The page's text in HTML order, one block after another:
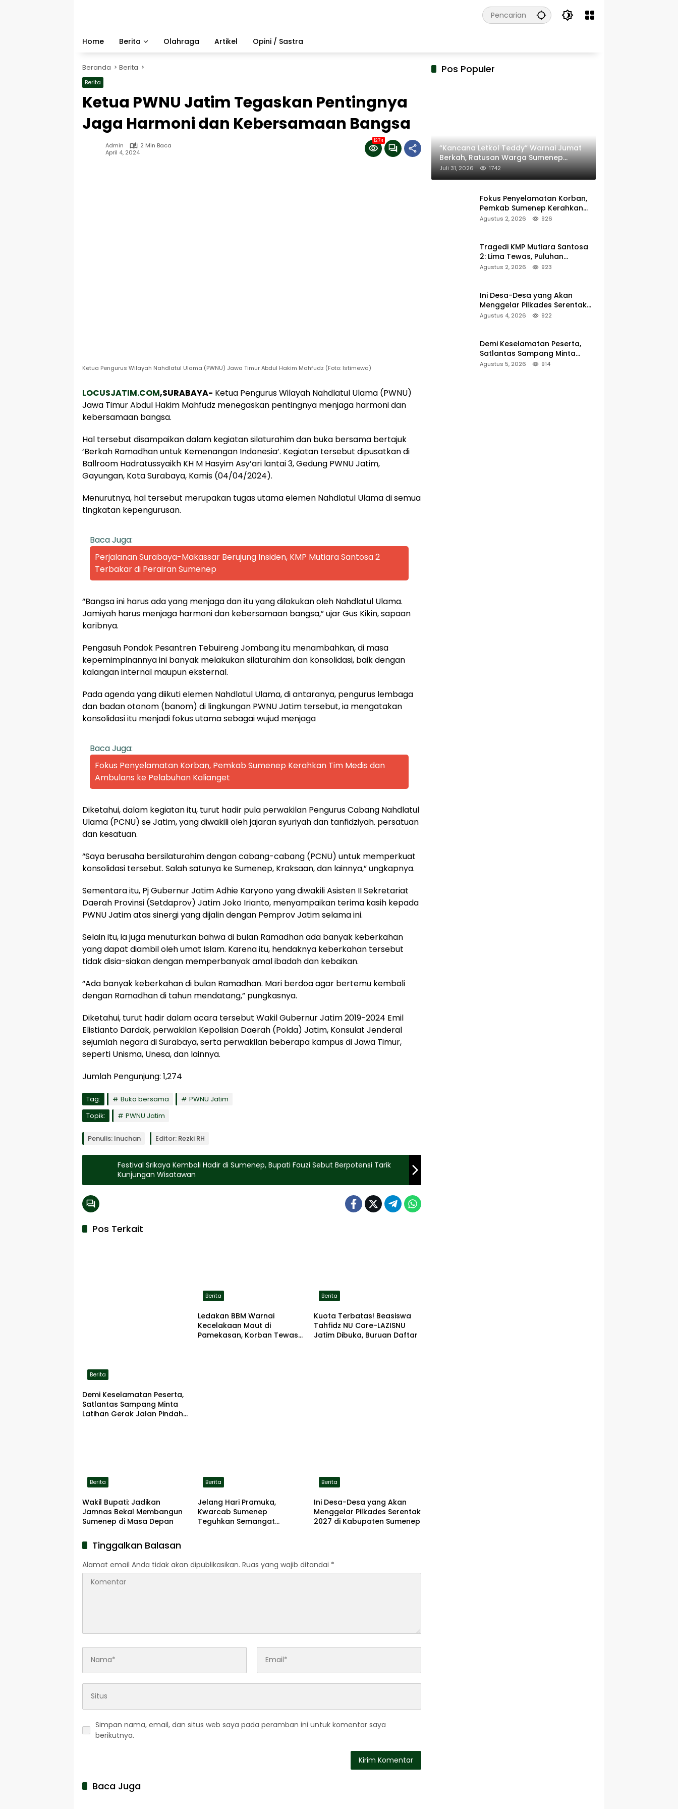
Home
Berita Olahraga Artikel Opini / Sastra
Beranda Berita
Berita
Ketua PWNU Jatim Tegaskan Pentingnya
Jaga Harmoni dan Kebersamaan Bangsa
Admin
2 Min Baca
April 4, 2024
1274
Ketua Pengurus Wilayah Nahdlatul Ulama (PWNU) Jawa Timur Abdul Hakim Mahfudz (Foto: Istimewa)
LOCUSJATIM.COM,SURABAYA- Ketua Pengurus Wilayah Nahdlatul Ulama (PWNU)
Jawa Timur Abdul Hakim Mahfudz menegaskan pentingnya menjaga harmoni dan
kebersamaan bangsa.
Hal tersebut disampaikan dalam kegiatan silaturahim dan buka bersama bertajuk
‘Berkah Ramadhan untuk Kemenangan Indonesia’. Kegiatan tersebut dipusatkan di
Ballroom Hadratussyaikh KH M Hasyim Asy’ari lantai 3, Gedung PWNU Jatim,
Gayungan, Kota Surabaya, Kamis (04/04/2024).
Menurutnya, hal tersebut merupakan tugas utama elemen Nahdlatul Ulama di semua
tingkatan kepengurusan.
Baca Juga:
Perjalanan Surabaya-Makassar Berujung Insiden, KMP Mutiara Santosa 2
Terbakar di Perairan Sumenep
“Bangsa ini harus ada yang menjaga dan itu yang dilakukan oleh Nahdlatul Ulama.
Jamiyah harus menjaga harmoni dan kebersamaan bangsa,” ujar Gus Kikin, sapaan
karibnya.
Pengasuh Pondok Pesantren Tebuireng Jombang itu menambahkan, di masa
kepemimpinannya ini banyak melakukan silaturahim dan konsolidasi, baik dengan
kalangan internal maupun eksternal.
Pada agenda yang diikuti elemen Nahdlatul Ulama, di antaranya, pengurus lembaga
dan badan otonom (banom) di lingkungan PWNU Jatim tersebut, ia mengatakan
konsolidasi itu menjadi fokus utama sebagai wujud menjaga
Baca Juga:
Fokus Penyelamatan Korban, Pemkab Sumenep Kerahkan Tim Medis dan
Ambulans ke Pelabuhan Kalianget
Diketahui, dalam kegiatan itu, turut hadir pula perwakilan Pengurus Cabang Nahdlatul
Ulama (PCNU) se Jatim, yang diwakili oleh jajaran syuriyah dan tanfidziyah. persatuan
dan kesatuan.
“Saya berusaha bersilaturahim dengan cabang-cabang (PCNU) untuk memperkuat
konsolidasi tersebut. Salah satunya ke Sumenep, Kraksaan, dan lainnya,” ungkapnya.
Sementara itu, Pj Gubernur Jatim Adhie Karyono yang diwakili Asisten II Sekretariat
Daerah Provinsi (Setdaprov) Jatim Joko Irianto, menyampaikan terima kasih kepada
PWNU Jatim atas sinergi yang dijalin dengan Pemprov Jatim selama ini.
Selain itu, ia juga menuturkan bahwa di bulan Ramadhan ada banyak keberkahan
yang dapat diambil oleh umat Islam. Karena itu, hendaknya keberkahan tersebut
tidak disia-siakan dengan memperbanyak amal ibadah dan kebaikan.
“Ada banyak keberkahan di bulan Ramadhan. Mari berdoa agar bertemu kembali
dengan Ramadhan di tahun mendatang,” pungkasnya.
Diketahui, turut hadir dalam acara tersebut Wakil Gubernur Jatim 2019-2024 Emil
Elistianto Dardak, perwakilan Kepolisian Daerah (Polda) Jatim, Konsulat Jenderal
sejumlah negara di Surabaya, serta perwakilan beberapa kampus di Jawa Timur,
seperti Unisma, Unesa, dan lainnya.
Jumlah Pengunjung: 1,274
Tag: Buka bersama
PWNU Jatim
Topik:
PWNU Jatim
Penulis: Inuchan Editor: Rezki RH
Festival Srikaya Kembali Hadir di Sumenep, Bupati Fauzi Sebut Berpotensi Tarik
Kunjungan Wisatawan
Pos Terkait
Berita
Demi Keselamatan Peserta,
Satlantas Sampang Minta
Latihan Gerak Jalan Pindah
Berita
Ledakan BBM Warnai
Kecelakaan Maut di
Pamekasan, Korban Tewas
Berita
Kuota Terbatas! Beasiswa
Tahfidz NU Care-LAZISNU
Jatim Dibuka, Buruan Daftar
Berita
Wakil Bupati: Jadikan
Jamnas Bekal Membangun
Sumenep di Masa Depan
Berita
Jelang Hari Pramuka,
Kwarcab Sumenep
Teguhkan Semangat
Berita
Ini Desa-Desa yang Akan
Menggelar Pilkades Serentak
2027 di Kabupaten Sumenep
Tinggalkan Balasan
Alamat email Anda tidak akan dipublikasikan. Ruas yang wajib ditandai *
Simpan nama, email, dan situs web saya pada peramban ini untuk komentar saya
berikutnya.
Baca Juga
Pos Populer
“Kancana Letkol Teddy” Warnai Jumat
Berkah, Ratusan Warga Sumenep
Terima Nasi Bungkus
Juli 31, 2026 1742
Fokus Penyelamatan Korban,
Pemkab Sumenep Kerahkan
Tim Medis dan Ambulans ke
Agustus 2, 2026 926
Tragedi KMP Mutiara Santosa
2: Lima Tewas, Puluhan
Penumpang Masih Dalam
Agustus 2, 2026 923
Ini Desa-Desa yang Akan
Menggelar Pilkades Serentak
2027 di Kabupaten Sumenep
Agustus 4, 2026 922
Demi Keselamatan Peserta,
Satlantas Sampang Minta
Latihan Gerak Jalan Pindah ke
Agustus 5, 2026 914